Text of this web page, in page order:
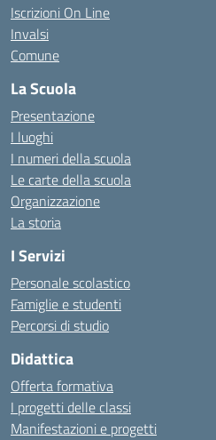
Iscrizioni On Line
Invalsi
Comune
La Scuola
Presentazione
I luoghi
I numeri della scuola
Le carte della scuola
Organizzazione
La storia
I Servizi
Personale scolastico
Famiglie e studenti
Percorsi di studio
Didattica
Offerta formativa
I progetti delle classi
Manifestazioni e progetti